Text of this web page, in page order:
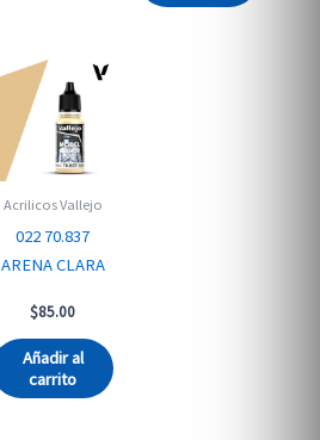
Acrilicos Vallejo
022 70.837
ARENA CLARA
$85.00
Añadir al
carrito